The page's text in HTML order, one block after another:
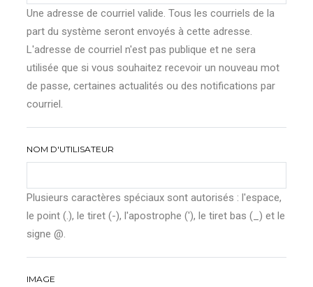
Une adresse de courriel valide. Tous les courriels de la
part du système seront envoyés à cette adresse.
L'adresse de courriel n'est pas publique et ne sera
utilisée que si vous souhaitez recevoir un nouveau mot
de passe, certaines actualités ou des notifications par
courriel.
NOM D'UTILISATEUR
Plusieurs caractères spéciaux sont autorisés : l'espace,
le point (.), le tiret (-), l'apostrophe ('), le tiret bas (_) et le
signe @.
IMAGE